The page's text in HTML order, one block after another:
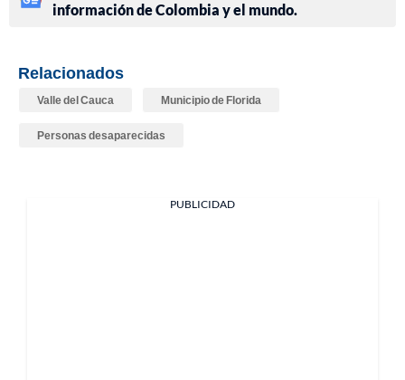
información de Colombia y el mundo.
Relacionados
Valle del Cauca Municipio de Florida
Personas desaparecidas
PUBLICIDAD